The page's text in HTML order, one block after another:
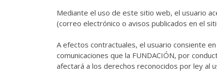
Mediante el uso de este sitio web, el usuario
(correo electrónico o avisos publicados en el
A efectos contractuales, el usuario consiente
comunicaciones que la FUNDACIÓN, por
afectará a los derechos reconocidos por ley al